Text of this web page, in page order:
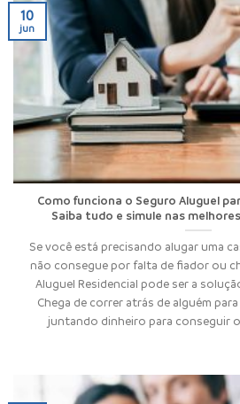
Como funciona o Seguro Aluguel
Saiba tudo e simule nas
Se você está precisando alugar uma
não consegue por falta de fiador ou
Aluguel Residencial pode ser a
Chega de correr atrás de alguém
juntando dinheiro para conseguir
10
jun